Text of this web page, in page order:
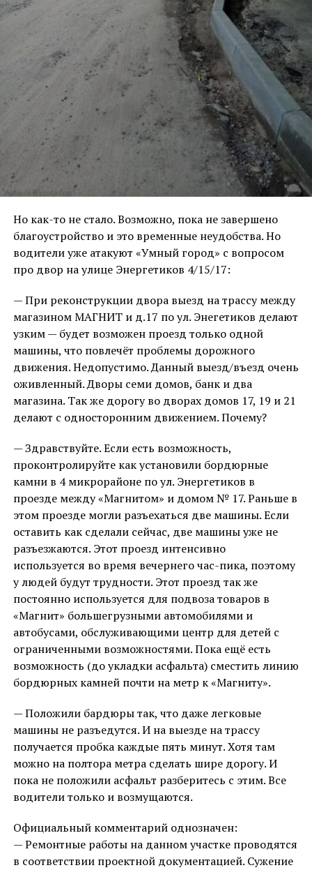
Но как-то не стало. Возможно, пока не завершено
благоустройство и это временные неудобства. Но
водители уже атакуют «Умный город» с вопросом
про двор на улице Энергетиков 4/15/17:
— При реконструкции двора выезд на трассу между
магазином МАГНИТ и д.17 по ул. Энегетиков делают
узким — будет возможен проезд только одной
машины, что повлечёт проблемы дорожного
движения. Недопустимо. Данный выезд/въезд очень
оживленный. Дворы семи домов, банк и два
магазина. Так же дорогу во дворах домов 17, 19 и 21
делают с односторонним движением. Почему?
— Здравствуйте. Если есть возможность,
проконтролируйте как установили бордюрные
камни в 4 микрорайоне по ул. Энергетиков в
проезде между «Магнитом» и домом № 17. Раньше в
этом проезде могли разъехаться две машины. Если
оставить как сделали сейчас, две машины уже не
разъезжаются. Этот проезд интенсивно
используется во время вечернего час-пика, поэтому
у людей будут трудности. Этот проезд так же
постоянно используется для подвоза товаров в
«Магнит» большегрузными автомобилями и
автобусами, обслуживающими центр для детей с
ограниченными возможностями. Пока ещё есть
возможность (до укладки асфальта) сместить линию
бордюрных камней почти на метр к «Магниту».
— Положили бардюры так, что даже легковые
машины не разъедутся. И на выезде на трассу
получается пробка каждые пять минут. Хотя там
можно на полтора метра сделать шире дорогу. И
пока не положили асфальт разберитесь с этим. Все
водители только и возмущаются.
Официальный комментарий однозначен:
— Ремонтные работы на данном участке проводятся
в соответствии проектной документацией. Сужение